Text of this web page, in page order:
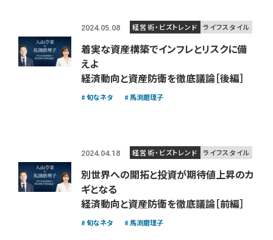
2024.05.08 経営術・ビズトレンド ライフスタイル
着実な資産構築でインフレとリスクに備
えよ
経済動向と資産防衛を徹底議論［後編］
旬なネタ 馬渕磨理子
2024.04.18 経営術・ビズトレンド ライフスタイル
別世界への開拓と投資が期待値上昇のカ
ギとなる
経済動向と資産防衛を徹底議論［前編］
旬なネタ 馬渕磨理子